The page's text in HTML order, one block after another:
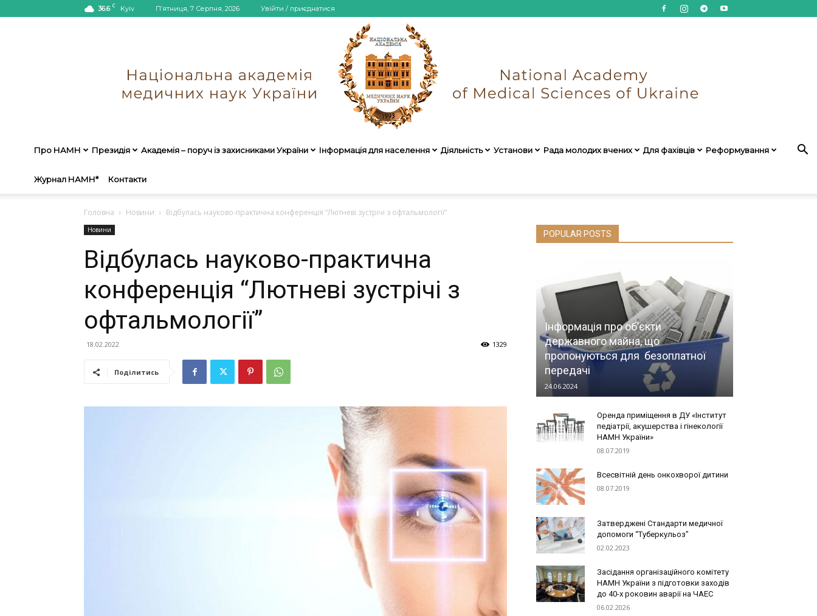
36.6 C Kyiv П’ятниця, 7 Серпня, 2026 Увійти / приєднатися
України
Про НАМН Президія Академія – поруч із захисниками України Інформація для населення Діяльність Установи Рада молодих вчених Для фахівців Реформування
Журнал НАМН* Контакти
Головна Новини Відбулась науково-практична конференція “Лютневі зустрічі з офтальмології”
Новини
Відбулась науково-практична
конференція “Лютневі зустрічі з
офтальмології”
18.02.2022 1329
Поділитись
POPULAR POSTS
Інформація про об’єкти
державного майна, що
пропонуються для безоплатної
передачі
24.06.2024
Оренда приміщення в ДУ «Інститут
педіатрії, акушерства і гінекології
НАМН України»
08.07.2019
Всесвітній день онкохворої дитини
08.07.2019
Затверджені Стандарти медичної
допомоги “Туберкульоз”
02.02.2023
Засідання організаційного комітету
НАМН України з підготовки заходів
до 40-х роковин аварії на ЧАЕС
06.02.2026